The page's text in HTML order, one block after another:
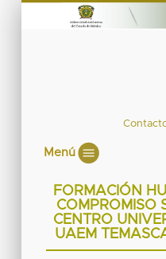
Menú
FORMACIÓN
COMPROMISO
CENTRO
UAEM